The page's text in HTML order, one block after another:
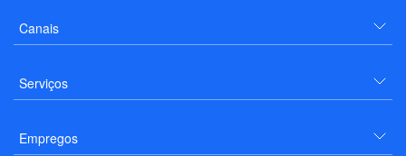
Canais
Serviços
Empregos